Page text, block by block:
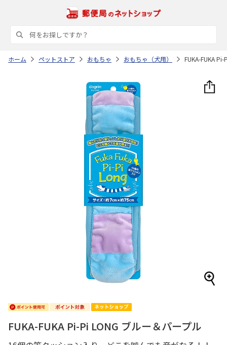
ホーム ペットストア おもちゃ おもちゃ（犬用） FUKA-FUKA
FUKA-FUKA Pi-Pi LONG ブルー＆パープル